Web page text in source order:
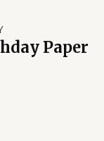
Paper